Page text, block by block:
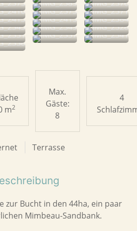
m2
Max.
Gäste:
8
4
Terrasse
zur Bucht in den 44ha, ein paar
Mimbeau-Sandbank.